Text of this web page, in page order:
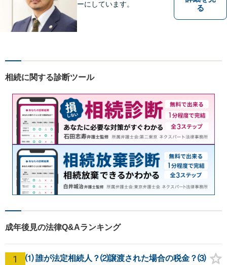
ーにしています。
る
相続に関する診断ツール
成年後見の法律Q&Aランキング
1
⑴ 誰が法定相続人？⑵譲渡された場合の税金？⑶